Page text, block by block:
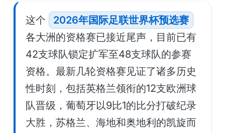
这个
2026年国际足联世界杯预选赛
各大洲的资格赛已接近尾声，目前已有
42支球队锁定扩军至48支球队的参赛
资格。最新几轮资格赛见证了诸多历史
性时刻，包括英格兰领衔的12支欧洲球
队晋级，葡萄牙以9比1的比分打破纪录
大胜，苏格兰、海地和奥地利的凯旋而